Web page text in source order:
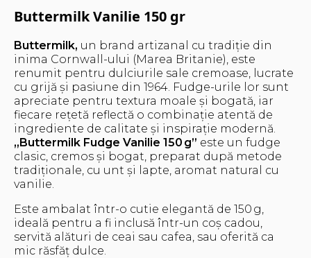
Buttermilk Vanilie 150 gr
Buttermilk, un brand artizanal cu tradiție din
inima Cornwall-ului (Marea Britanie), este
renumit pentru dulciurile sale cremoase, lucrate
cu grijă și pasiune din 1964. Fudge-urile lor sunt
apreciate pentru textura moale și bogată, iar
fiecare rețetă reflectă o combinație atentă de
ingrediente de calitate și inspirație modernă.
„Buttermilk Fudge Vanilie 150 g” este un fudge
clasic, cremos și bogat, preparat după metode
tradiționale, cu unt și lapte, aromat natural cu
vanilie.
Este ambalat într-o cutie elegantă de 150 g,
ideală pentru a fi inclusă într-un coș cadou,
servită alături de ceai sau cafea, sau oferită ca
mic răsfăț dulce.